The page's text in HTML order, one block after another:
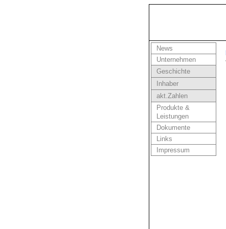
News
Unternehmen
Geschichte
Inhaber
akt.Zahlen
Produkte &
Leistungen
Dokumente
Links
Impressum